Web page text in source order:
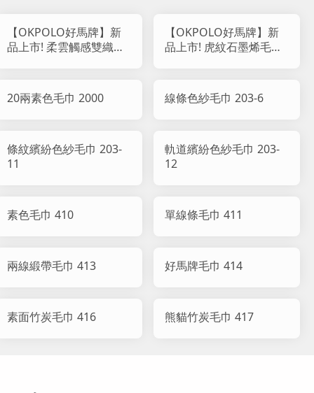
【OKPOLO好馬牌】新
品上市! 柔雲觸感雙織紋
【OKPOLO好馬牌】新
品上市! 虎紋石墨烯毛巾
20兩素色毛巾 2000 線條色紗毛巾 203-6
條紋繽紛色紗毛巾 203-
11
軌道繽紛色紗毛巾 203-
12
素色毛巾 410 單線條毛巾 411
兩線緞帶毛巾 413 好馬牌毛巾 414
素面竹炭毛巾 416 熊貓竹炭毛巾 417